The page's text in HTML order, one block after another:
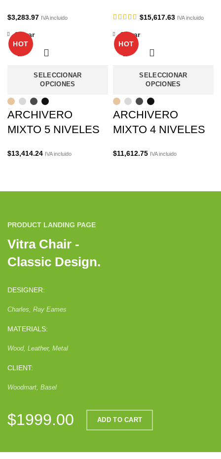
$3,283.97 IVA incluido $15,617.63 IVA incluido
HOT
SELECCIONAR
OPCIONES
Cerrar
ARCHIVERO
MIXTO 5 NIVELES
$13,414.24 IVA incluido
HOT
SELECCIONAR
OPCIONES
Cerrar
ARCHIVERO
MIXTO 4 NIVELES
$11,612.75 IVA incluido
PRODUCT LANDING PAGE
Vitra Chair -
Classic Design.
DESIGNER:
Charles, Ray Eames
MATERIALS:
Wood, Leather, Metal
CLIENT:
Woodmart, Basel
$1999.00 ADD TO CART